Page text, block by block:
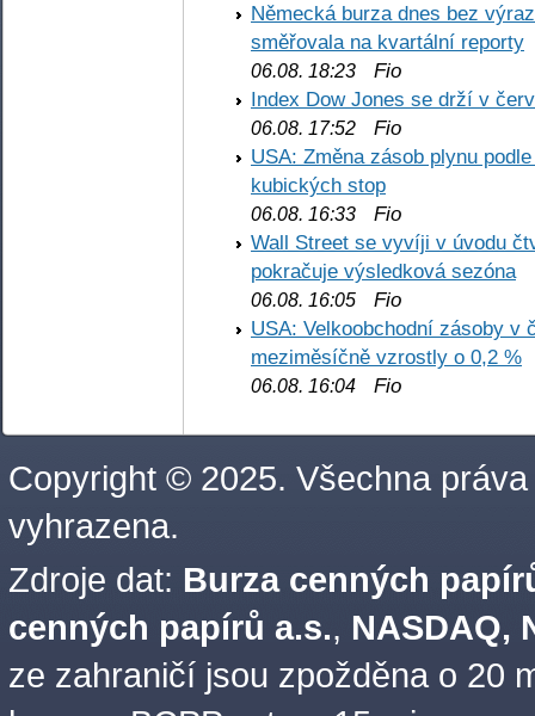
Německá burza dnes bez
směřovala na kvartální reporty
06.08. 18:23 Fio
Index Dow Jones se drží v
06.08. 17:52 Fio
USA: Změna zásob plynu
kubických stop
06.08. 16:33 Fio
Wall Street se vyvíji v úvodu
pokračuje výsledková sezóna
06.08. 16:05 Fio
USA: Velkoobchodní zásoby v
meziměsíčně vzrostly o 0,2 %
06.08. 16:04 Fio
Copyright © 2025. Všechna práva
vyhrazena.
Zdroje dat: Burza cenných
cenných papírů a.s., NASDAQ,
ze zahraničí jsou zpožděna o 20